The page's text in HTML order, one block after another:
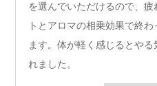
を選んでいただけるので、
トとアロマの相乗効果で終
ます。体が軽く感じるとや
れました。